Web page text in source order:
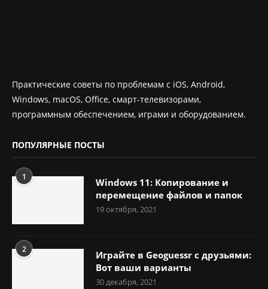
Практические советы по проблемам с iOS, Android,
Windows, macOS, Office, смарт-телевизорами,
программным обеспечением, играми и оборудованием.
ПОПУЛЯРНЫЕ ПОСТЫ
1
Windows 11: Копирование и
перемещение файлов и папок
19 октября, 2021
2
Играйте в Geoguessr с друзьями:
Вот ваши варианты
30 декабря, 2021